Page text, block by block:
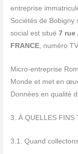
entreprise
Sociétés de
social est situé7 rue
FRANCE , numéro
Micro-entreprise
Monde et met en
Données en qualité
3. À QUELLES FINS
3.1. Quand